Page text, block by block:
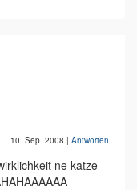
10. Sep. 2008 | Antworten
ne katze